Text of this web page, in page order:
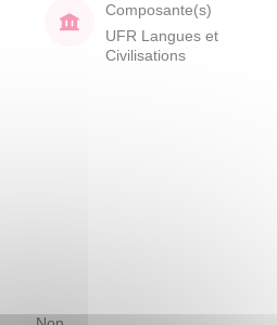
Composante(s)
UFR Langues et
Civilisations